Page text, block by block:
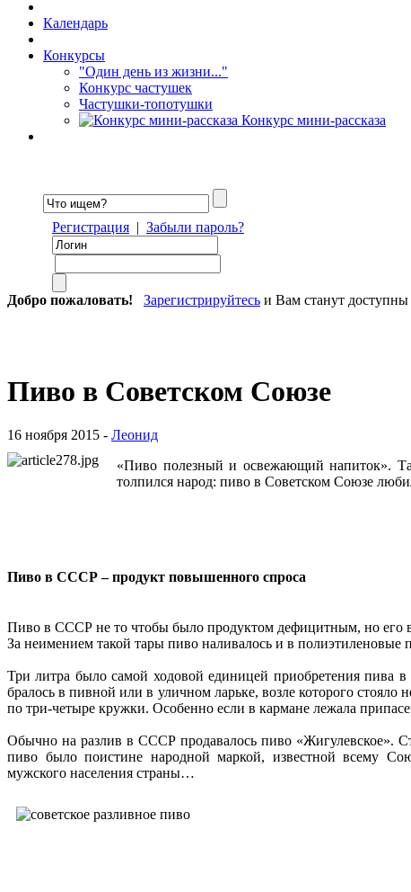
Календарь
Конкурсы
"Один день из жизни..."
Конкурс частушек
Частушки-топотушки
Конкурс мини-рассказа
Регистрация | Забыли пароль?
Добро пожаловать! Зарегистрируйтесь и Вам станут
Пиво в Советском Союзе
16 ноября 2015 - Леонид
«Пиво полезный и освежающий напиток».
толпился народ: пиво в Советском Союзе
Пиво в СССР – продукт повышенного спроса
Пиво в СССР не то чтобы было продуктом дефицитным, но его
За неимением такой тары пиво наливалось и в полиэтиленовые
Три литра было самой ходовой единицей приобретения пива
бралось в пивной или в уличном ларьке, возле которого стояло
по три-четыре кружки. Особенно если в кармане лежала
Обычно на разлив в СССР продавалось пиво «Жигулевское».
пиво было поистине народной маркой, известной всему
мужского населения страны…